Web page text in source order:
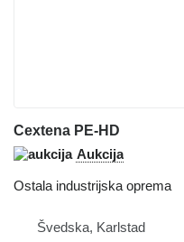
Cextena PE-HD
Aukcija
Ostala industrijska oprema
Švedska, Karlstad